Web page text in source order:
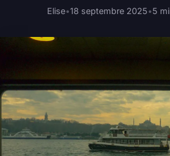
Elise•18 septembre 2025•5